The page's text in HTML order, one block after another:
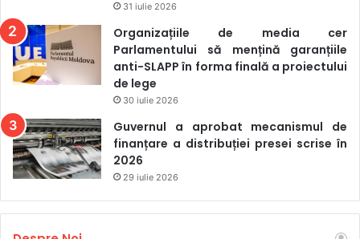
Și alți deputați din opoziție, între care exponenți ai
fracțiunilor Partidului Nostru și ai
„Alternativa”, s-au referit
la potențiale riscuri de cenzură și imixtiune sau „pârghii
pentru a ține presa sub control, sub acoperirea valorilor
De cealaltă parte, deputata Marcela Adama Partidului
Acțiune și Solidaritate a insistat că este vorba de mai mult
decât o simplă reglementare a unui domeniu, ci despre o
lege care ar asigura„dreptul fiecărui cetățean de a fi
31 iulie 2026
Organizațiile de media cer
Parlamentului să mențină garanțiile
anti-SLAPP în forma finală a proiectului
de lege
30 iulie 2026
Guvernul a aprobat mecanismul de
finanțare a distribuției presei scrise în
2026
29 iulie 2026